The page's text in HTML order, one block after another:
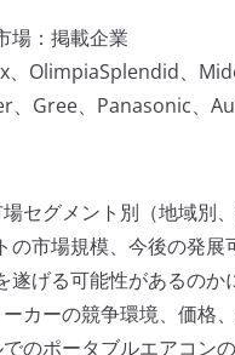
場：掲載企業
OlimpiaSplendid、
Gree、Panasonic、
セグメント別（地域別
の市場規模、今後の発
げる可能性があるのか
カーの競争環境、価格
のポータブルエアコン